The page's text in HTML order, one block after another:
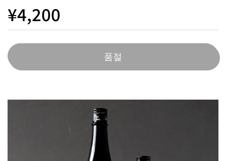
¥4,200
품절